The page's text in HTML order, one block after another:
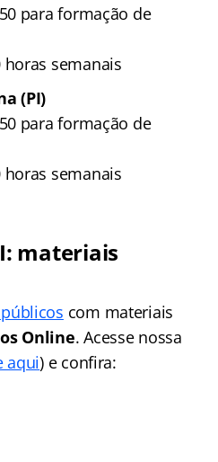
para formação de
horas semanais
(PI)
para formação de
horas semanais
materiais
com materiais
Online. Acesse nossa
aqui) e confira: